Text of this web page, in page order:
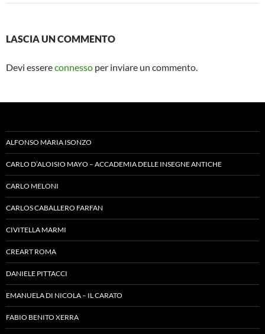
LASCIA UN COMMENTO
Devi essereconnesso per inviare un commento.
ALFONSO MARIA ISONZO
CARLO D’ALOISIO MAYO – ACCADEMIA DELLE INSEGNE ANTICHE
CARLO MELONI
CARLOS CABALLERO FARFAN
CIVITELLA MARMI
CREART ROMA
DANIELE PITTACCI
EMANUELA DI NICOLA – IL CARATO
FABIO BENITO XERRA